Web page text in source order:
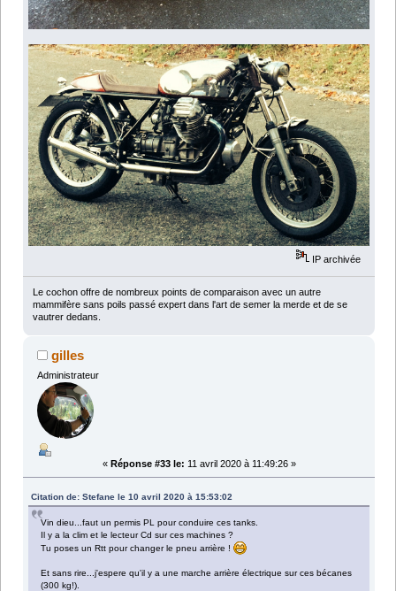
IP archivée
Le cochon offre de nombreux points de comparaison avec un autre
mammifère sans poils passé expert dans l'art de semer la merde et de se
vautrer dedans.
gilles
Administrateur
« Réponse #33 le: 11 avril 2020 à 11:49:26 »
Citation de: Stefane le 10 avril 2020 à 15:53:02
Vin dieu...faut un permis PL pour conduire ces tanks.
Il y a la clim et le lecteur Cd sur ces machines ?
Tu poses un Rtt pour changer le pneu arrière !
Et sans rire...j'espere qu'il y a une marche arrière électrique sur ces bécanes
(300 kg!).